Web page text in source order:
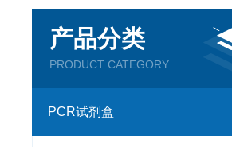
产品分类
PRODUCT CATEGORY
PCR试剂盒